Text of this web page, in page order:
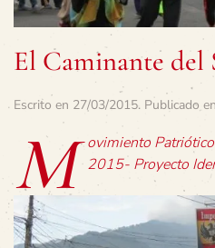
El Caminante del
Escrito en 27/03/2015. Publicado en
M ovimiento
2015- Proyecto